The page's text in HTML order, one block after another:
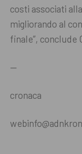
costi associati
migliorando al
finale”, conclude
—
cronaca